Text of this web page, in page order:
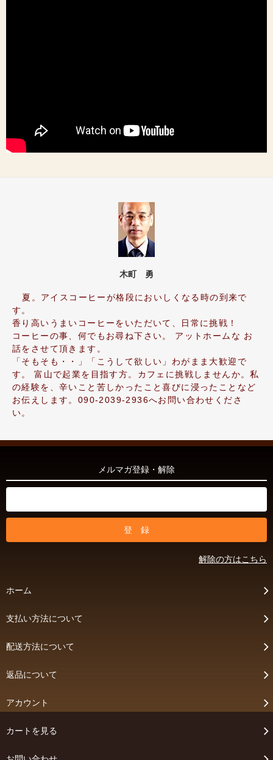
木町 勇
夏。アイスコーヒーが格段においしくなる時の到来で
す。
香り高いうまいコーヒーをいただいて、日常に挑戦！
コーヒーの事、何でもお尋ね下さい。 アットホームな お
話をさせて頂きます。
「そもそも・・」「こうして欲しい」わがまま大歓迎で
す。 富山で起業を目指す方。カフェに挑戦しませんか。私
の経験を、辛いこと苦しかったこと喜びに浸ったことなど
お伝えします。090-2039-2936へお問い合わせくださ
い。
メルマガ登録・解除
解除の方はこちら
ホーム
支払い方法について
配送方法について
返品について
アカウント
カートを見る